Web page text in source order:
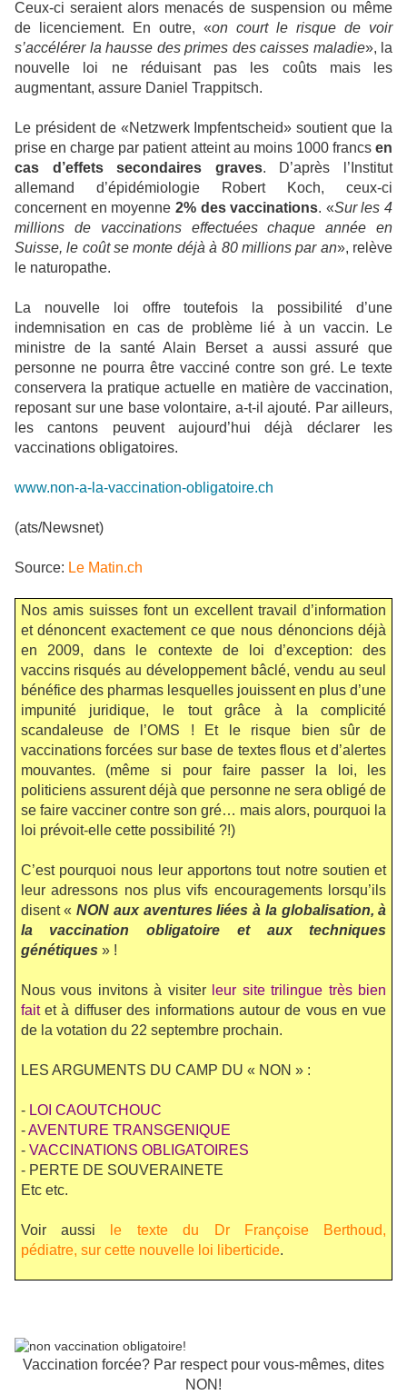
Ceux-ci seraient alors menacés de suspension ou même
de licenciement. En outre, «on court le risque de voir
s’accélérer la hausse des primes des caisses maladie», la
nouvelle loi ne réduisant pas les coûts mais les
augmentant, assure Daniel Trappitsch.
Le président de «Netzwerk Impfentscheid» soutient que la
prise en charge par patient atteint au moins 1000 francs en
cas d’effets secondaires graves. D’après l’Institut
allemand d’épidémiologie Robert Koch, ceux-ci
concernent en moyenne 2% des vaccinations. «Sur les 4
millions de vaccinations effectuées chaque année en
Suisse, le coût se monte déjà à 80 millions par an», relève
le naturopathe.
La nouvelle loi offre toutefois la possibilité d’une
indemnisation en cas de problème lié à un vaccin. Le
ministre de la santé Alain Berset a aussi assuré que
personne ne pourra être vacciné contre son gré. Le texte
conservera la pratique actuelle en matière de vaccination,
reposant sur une base volontaire, a-t-il ajouté. Par ailleurs,
les cantons peuvent aujourd’hui déjà déclarer les
vaccinations obligatoires.
www.non-a-la-vaccination-obligatoire.ch
(ats/Newsnet)
Source: Le Matin.ch
Nos amis suisses font un excellent travail d’information
et dénoncent exactement ce que nous dénoncions déjà
en 2009, dans le contexte de loi d’exception: des
vaccins risqués au développement bâclé, vendu au seul
bénéfice des pharmas lesquelles jouissent en plus d’une
impunité juridique, le tout grâce à la complicité
scandaleuse de l’OMS ! Et le risque bien sûr de
vaccinations forcées sur base de textes flous et d’alertes
mouvantes. (même si pour faire passer la loi, les
politiciens assurent déjà que personne ne sera obligé de
se faire vacciner contre son gré… mais alors, pourquoi la
loi prévoit-elle cette possibilité ?!)
C’est pourquoi nous leur apportons tout notre soutien et
leur adressons nos plus vifs encouragements lorsqu’ils
disent «NON aux aventures liées à la globalisation, à
la vaccination obligatoire et aux techniques
génétiques » !
Nous vous invitons à visiter leur site trilingue très bien
faitet à diffuser des informations autour de vous en vue
de la votation du 22 septembre prochain.
LES ARGUMENTS DU CAMP DU « NON » :
- LOI CAOUTCHOUC
-AVENTURE TRANSGENIQUE
- VACCINATIONS OBLIGATOIRES
- PERTE DE SOUVERAINETE
Etc etc.
Voir aussi
le texte du Dr Françoise Berthoud,
pédiatre, sur cette nouvelle loi liberticide.
Vaccination forcée? Par respect pour vous-mêmes, dites
NON!